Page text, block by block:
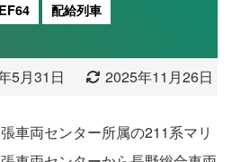
EF64
配給列車
5月31日 2025年11月26日
車両センター所属の211系マリ